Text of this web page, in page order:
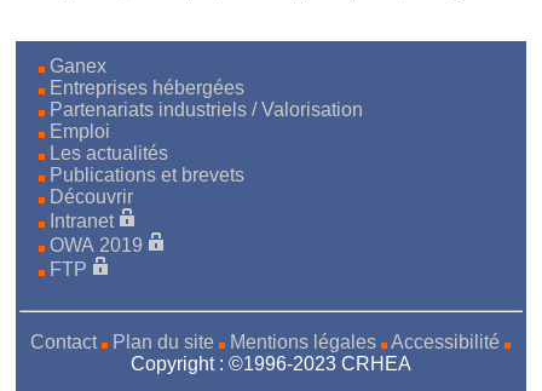
Ganex
Entreprises hébergées
Partenariats industriels / Valorisation
Emploi
Les actualités
Publications et brevets
Découvrir
Intranet
OWA 2019
FTP
Contact Plan du site Mentions légales
Accessibilité
Copyright : ©1996-2023 CRHEA